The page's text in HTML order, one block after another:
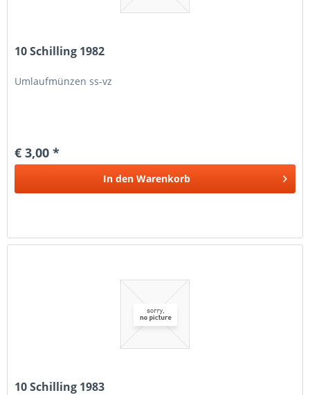
10 Schilling 1982
Umlaufmünzen ss-vz
€ 3,00 *
In den Warenkorb
10 Schilling 1983